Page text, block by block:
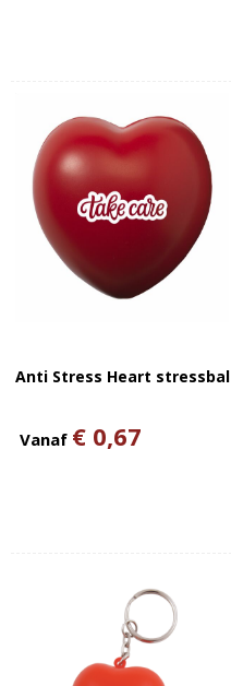
Anti Stress Heart stressbal
Vanaf € 0,67